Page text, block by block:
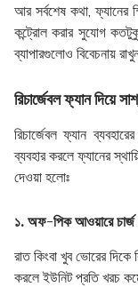
আর সর্বশেষ কথা,
কন্ট্রোল করার সুযোগ
ব্যাপারগুলোও বিবেচনায়
রিচার্জেবল ফ্যান দিয়ে
রিচার্জেবল ফ্যান
ব্যবহার করলে ফ্যানের
দেওয়া হলোঃ
১. অফ-পিক আওয়ারে
রাত কিংবা খুব ভোরের
করলে ইউনিট প্রতি খরচ